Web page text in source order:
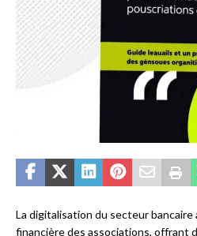
La digitalisation du secteur
financière des associations, offrant